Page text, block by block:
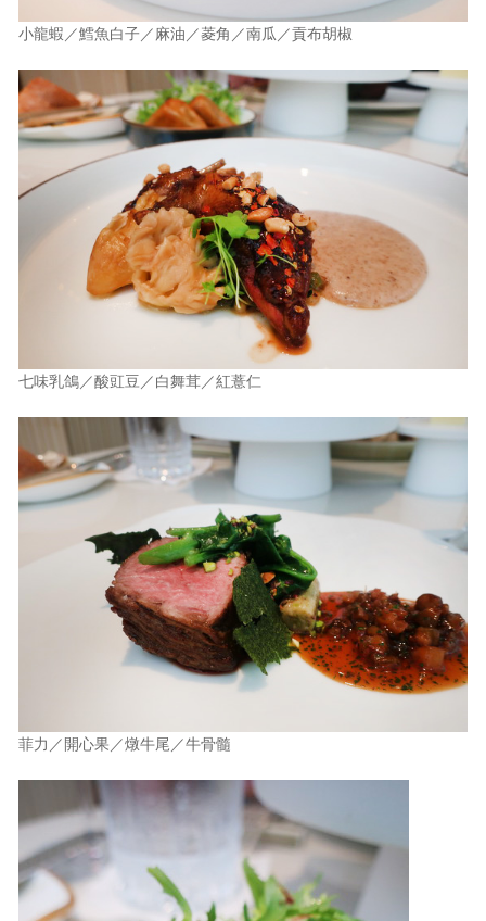
小龍蝦／鱈魚白子／麻油／菱角／南瓜／貢布胡椒
七味乳鴿／酸豇豆／白舞茸／紅薏仁
菲力／開心果／燉牛尾／牛骨髓